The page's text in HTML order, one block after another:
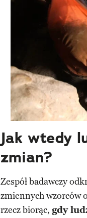
Jak wtedy
zmian?
Zespół badawczy
zmiennych wzorców
rzecz biorąc, gdy